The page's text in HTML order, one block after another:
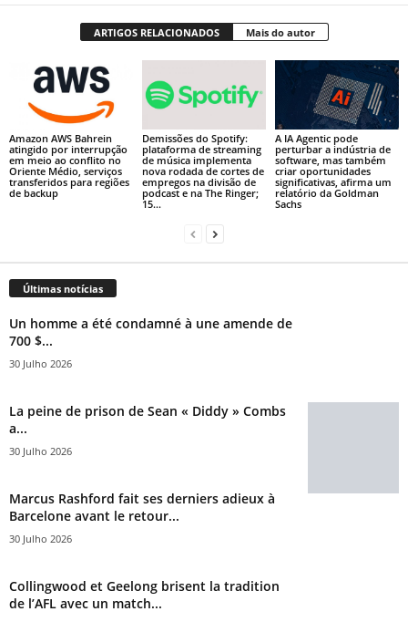
ARTIGOS RELACIONADOS Mais do autor
Amazon AWS Bahrein
atingido por interrupção
em meio ao conflito no
Oriente Médio, serviços
transferidos para regiões
de backup
Demissões do Spotify:
plataforma de streaming
de música implementa
nova rodada de cortes de
empregos na divisão de
podcast e na The Ringer;
15...
A IA Agentic pode
perturbar a indústria de
software, mas também
criar oportunidades
significativas, afirma um
relatório da Goldman
Sachs
Últimas notícias
Un homme a été condamné à une amende de
700 $...
30 Julho 2026
La peine de prison de Sean « Diddy » Combs
a...
30 Julho 2026
Marcus Rashford fait ses derniers adieux à
Barcelone avant le retour...
30 Julho 2026
Collingwood et Geelong brisent la tradition
de l’AFL avec un match...